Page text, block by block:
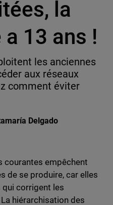
la
13 ans !
les anciennes
aux réseaux
comment éviter
Delgado
on Reddit
courantes empêchent
de se produire, car elles
corrigent les
hiérarchisation des